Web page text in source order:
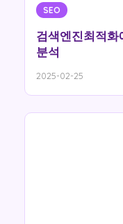
SEO
검색엔진최적
분석
2025-02-25